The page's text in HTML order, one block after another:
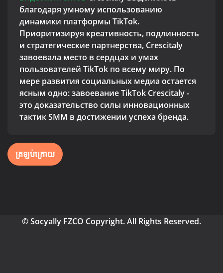
благодаря умному использованию
динамики платформы TikTok.
Приоритизируя креативность, подлинность
и стратегические партнерства, Crescitaly
завоевала место в сердцах и умах
пользователей TikTok по всему миру. По
мере развития социальных медиа остается
ясным одно: завоевание TikTok Crescitaly -
это доказательство силы инновационных
тактик SMM в достижении успеха бренда.
ត្រឡប់ក្រោយ
© Socyally FZCO Copyright. All Rights Reserved.